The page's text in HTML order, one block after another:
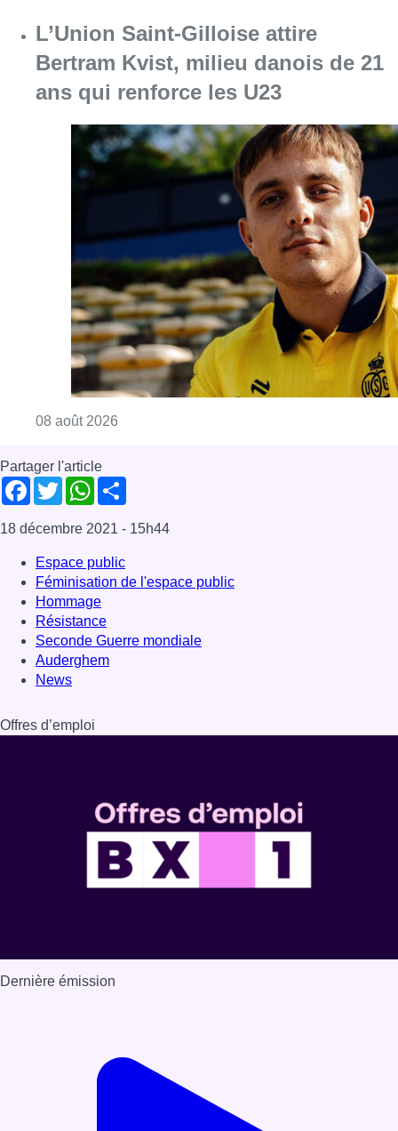
L’Union Saint-Gilloise attire
Bertram Kvist, milieu danois de 21
ans qui renforce les U23
08 août 2026
Partager l'article
Facebook
TwitterWhatsApp
18 décembre 2021 - 15h44
Espace public
Féminisation de l'espace public
Hommage
Résistance
Seconde Guerre mondiale
Auderghem
News
Offres d’emploi
Dernière émission